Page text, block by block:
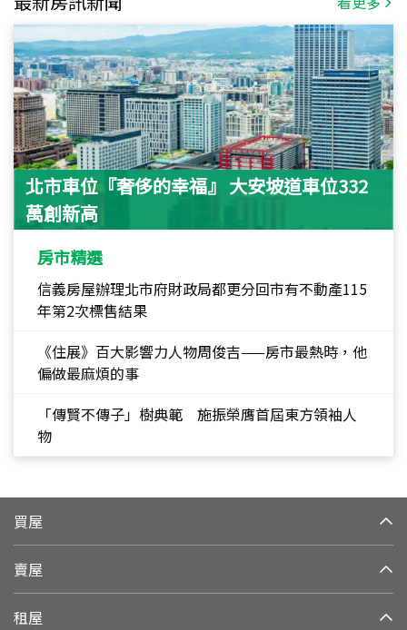
北市車位『奢侈的幸福』 大安坡道車位332
萬創新高
房市精選
信義房屋辦理北市府財政局都更分回市有不動產115
年第2次標售結果
《住展》百大影響力人物周俊吉——房市最熱時，他
偏做最麻煩的事
「傳賢不傳子」樹典範 施振榮膺首屆東方領袖人
物
買屋
賣屋
租屋